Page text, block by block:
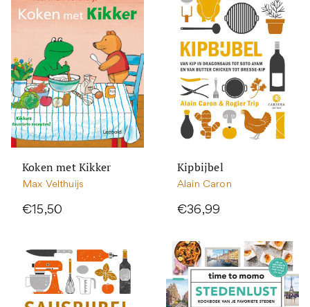
Koken met Kikker
Max Velthuijs
€15,50
Kipbijbel
Alain Caron
€36,99